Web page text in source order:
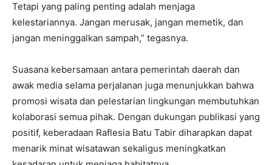
Tetapi yang paling penting adalah menjaga
kelestariannya. Jangan merusak, jangan memetik, dan
jangan meninggalkan sampah,” tegasnya.
Suasana kebersamaan antara pemerintah daerah dan
awak media selama perjalanan juga menunjukkan bahwa
promosi wisata dan pelestarian lingkungan membutuhkan
kolaborasi semua pihak. Dengan dukungan publikasi yang
positif, keberadaan Raflesia Batu Tabir diharapkan dapat
menarik minat wisatawan sekaligus meningkatkan